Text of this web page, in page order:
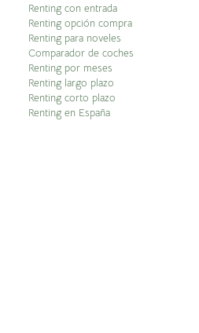
Renting con entrada
Renting opción compra
Renting para noveles
Comparador de coches
Renting por meses
Renting largo plazo
Renting corto plazo
Renting en España